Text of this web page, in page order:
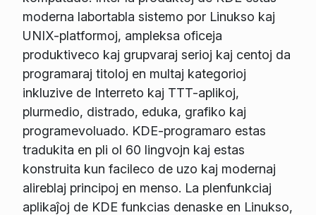
moderna labortabla sistemo por Linukso kaj
UNIX-platformoj, ampleksa oficeja
produktiveco kaj grupvaraj serioj kaj centoj da
programaraj titoloj en multaj kategorioj
inkluzive de Interreto kaj TTT-aplikoj,
plurmedio, distrado, eduka, grafiko kaj
programevoluado. KDE-programaro estas
tradukita en pli ol 60 lingvojn kaj estas
konstruita kun facileco de uzo kaj modernaj
alireblaj principoj en menso. La plenfunkciaj
aplikaĵoj de KDE funkcias denaske en Linukso,